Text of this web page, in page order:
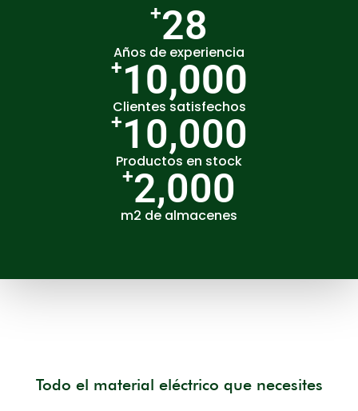
Años de experiencia
+28
Clientes satisfechos
+10,000
Productos en stock
+10,000
m2 de almacenes
+2,000
Todo el material eléctrico que necesites